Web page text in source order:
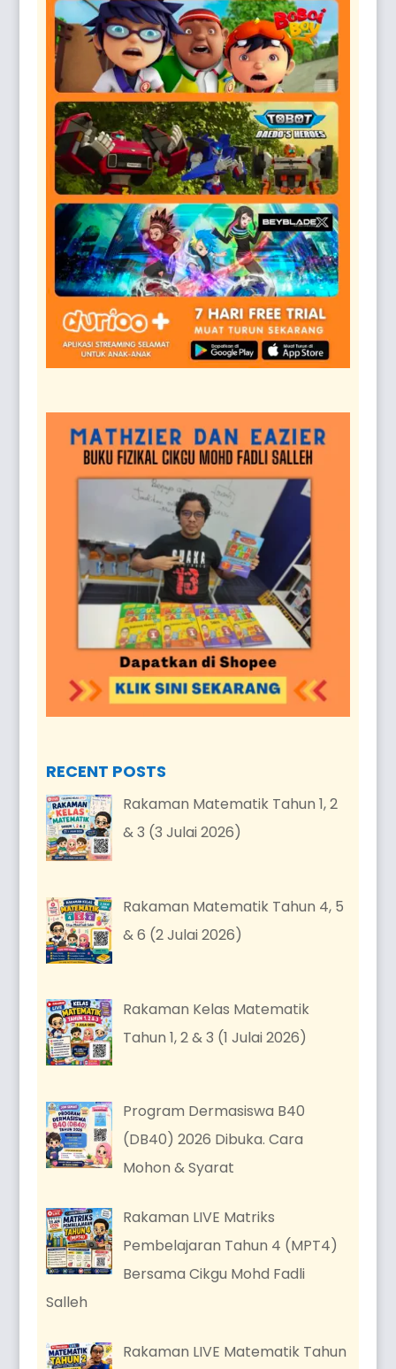
RECENT POSTS
Rakaman Matematik Tahun 1, 2
& 3 (3 Julai 2026)
Rakaman Matematik Tahun 4, 5
& 6 (2 Julai 2026)
Rakaman Kelas Matematik
Tahun 1, 2 & 3 (1 Julai 2026)
Program Dermasiswa B40
(DB40) 2026 Dibuka. Cara
Mohon & Syarat
Rakaman LIVE Matriks
Pembelajaran Tahun 4 (MPT4)
Bersama Cikgu Mohd Fadli
Salleh
Rakaman LIVE Matematik Tahun